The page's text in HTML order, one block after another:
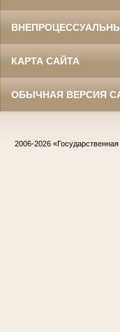
КАРТА САЙТА
ОБЫЧНАЯ ВЕРСИЯ
2006-2026